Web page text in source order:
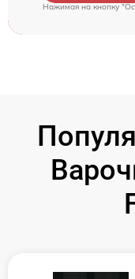
Нажимая на кнопку